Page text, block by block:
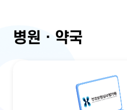
병원ㆍ약국